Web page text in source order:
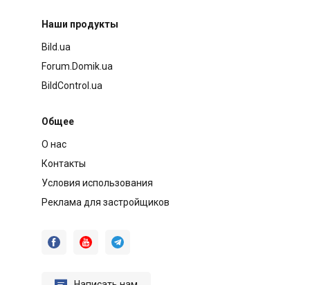
Наши продукты
Bild.ua
Forum.Domik.ua
BildControl.ua
Общее
О нас
Контакты
Условия использования
Реклама для застройщиков
  